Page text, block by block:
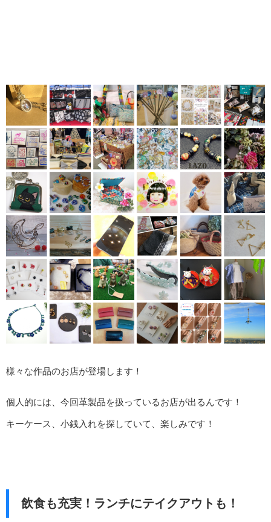
様々な作品のお店が登場します！
個人的には、今回革製品を扱っているお店が出るんです！
キーケース、小銭入れを探していて、楽しみです！
飲食も充実！ランチにテイクアウトも！